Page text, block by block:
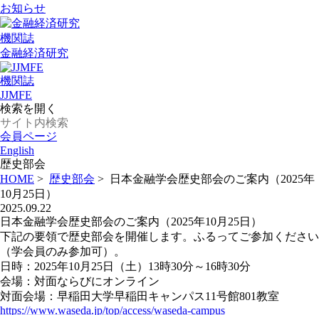
お知らせ
機関誌
金融経済研究
機関誌
JJMFE
検索を開く
会員ページ
English
歴史部会
HOME > 歴史部会 >
日本金融学会歴史部会のご案内（2025年
10月25日）
2025.09.22
日本金融学会歴史部会のご案内（2025年10月25日）
下記の要領で歴史部会を開催します。ふるってご参加ください
（学会員のみ参加可）。
日時：2025年10月25日（土）13時30分～16時30分
会場：対面ならびにオンライン
対面会場：早稲田大学早稲田キャンパス11号館801教室
https://www.waseda.jp/top/access/waseda-campus